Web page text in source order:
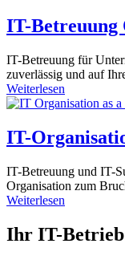
IT-Betreuung
IT-Betreuung für
zuverlässig und auf
Weiterlesen
IT-
IT-Betreuung und IT-
Organisation zum
Weiterlesen
Ihr IT-Betrieb